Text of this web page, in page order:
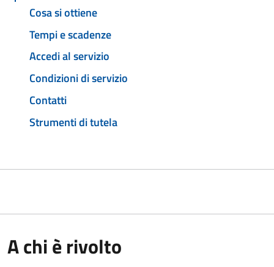
Cosa si ottiene
Tempi e scadenze
Accedi al servizio
Condizioni di servizio
Contatti
Strumenti di tutela
A chi è rivolto